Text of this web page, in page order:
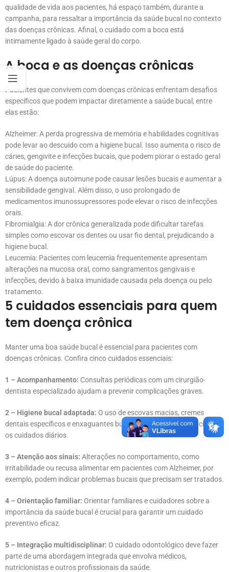
qualidade de vida aos pacientes, há espaço também, durante a
campanha, para ressaltar a importância da saúde bucal no contexto
das doenças crônicas. Afinal, o cuidado com a boca está
intimamente ligado à saúde geral do corpo.
A boca e as doenças crônicas
Pacientes que convivem com doenças crônicas enfrentam desafios
específicos que podem impactar diretamente a saúde bucal, entre
elas estão:
Alzheimer: A perda progressiva de memória e habilidades cognitivas
pode levar ao descuido com a higiene bucal. Isso aumenta o risco de
cáries, gengivite e infecções bucais, que podem piorar o estado geral
de saúde do paciente.
Lúpus: A doença autoimune pode causar lesões bucais e aumentar a
sensibilidade gengival. Além disso, o uso prolongado de
medicamentos imunossupressores pode elevar o risco de infecções
orais.
Fibromialgia: A dor crônica generalizada pode dificultar tarefas
simples como escovar os dentes ou usar fio dental, prejudicando a
higiene bucal.
Leucemia: Pacientes com leucemia frequentemente apresentam
alterações na mucosa oral, como sangramentos gengivais e
infecções, devido à baixa imunidade causada pela doença ou pelo
tratamento.
5 cuidados essenciais para quem
tem doença crônica
Manter uma boa saúde bucal é essencial para pacientes com
doenças crônicas. Confira cinco cuidados essenciais:
1 – Acompanhamento: Consultas periódicas com um cirurgião-
dentista especializado ajudam a prevenir complicações graves.
2 – Higiene bucal adaptada: O uso de escovas macias, cremes
dentais específicos e enxaguantes bucais adequados pode facilitar
os cuidados diários.
3 – Atenção aos sinais: Alterações no comportamento, como
irritabilidade ou recusa alimentar em pacientes com Alzheimer, por
exemplo, podem indicar problemas bucais que precisam ser tratados.
4 – Orientação familiar: Orientar familiares e cuidadores sobre a
importância da saúde bucal é crucial para garantir um cuidado
preventivo eficaz.
5 – Integração multidisciplinar: O cuidado odontológico deve fazer
parte de uma abordagem integrada que envolva médicos,
nutricionistas e outros profissionais da saúde.